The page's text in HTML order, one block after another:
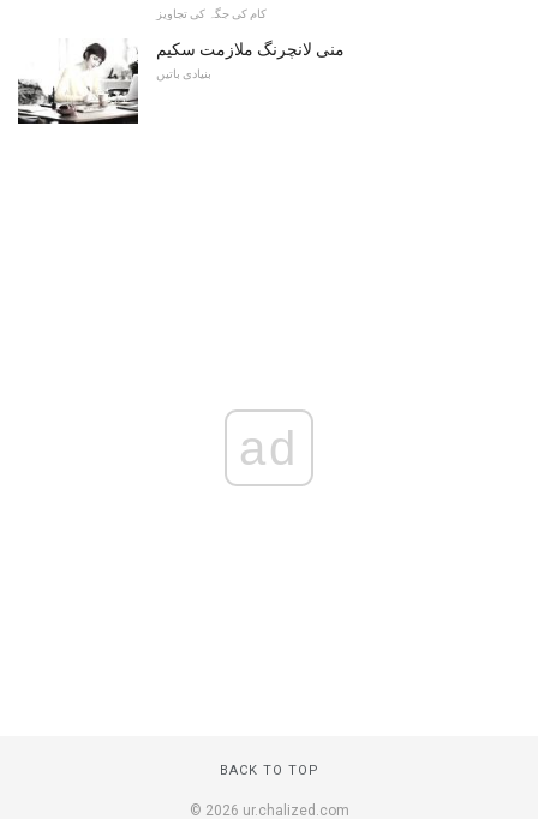
کام کی جگہ کی تجاویز
منی لانچرنگ ملازمت سکیم
بنیادی باتیں
ad
BACK TO TOP
© 2026 ur.chalized.com